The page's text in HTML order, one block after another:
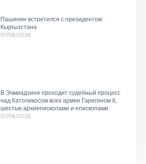
Пашинян встретился с президентом
Кыргызстана
07/08/2026
В Эчмиадзине проходит судебный процесс
над Католикосом всех армян Гарегином II,
шестью архиепископами и епископами
07/08/2026